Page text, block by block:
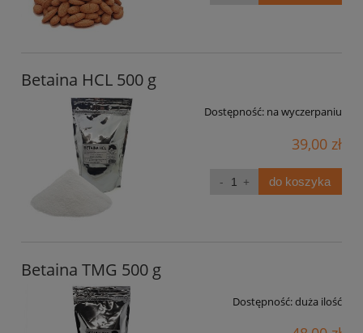
Betaina HCL 500 g
Dostępność: na wyczerpaniu
39,00 zł
do koszyka
Betaina TMG 500 g
Dostępność:duża ilość